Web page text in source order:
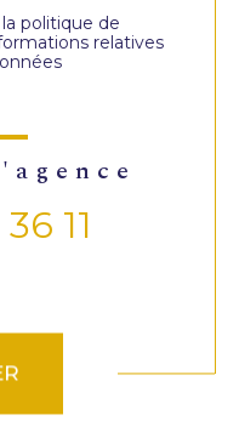
politique de
relatives
11